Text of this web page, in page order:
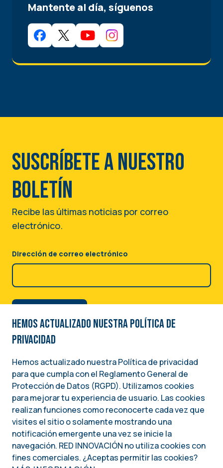
Mantente al día, síguenos
Suscríbete a nuestro
boletín
Recibe las últimas noticias por correo
electrónico.
Dirección de correo electrónico
Image
Una iniciativa del
INSTITUTO NACIONAL DEMÓCRATA PARA ASUNTOS INTERNACIONALES (NDI)
Social
Hemos actualizado nuestra Política de
privacidad
Hemos actualizado nuestra Política de privacidad
para que cumpla con el Reglamento General de
Protección de Datos (RGPD). Utilizamos cookies
para mejorar tu experiencia de usuario. Las cookies
realizan funciones como reconocerte cada vez que
visites el sitio o solamente mostrando una
notificación emergente una vez se inicie la
navegación. RED INNOVACIÓN no utiliza cookies con
fines comerciales. ¿Aceptas permitir las cookies?